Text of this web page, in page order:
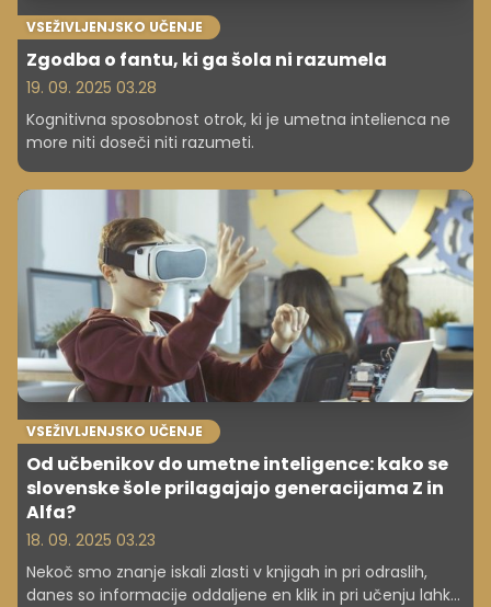
VSEŽIVLJENJSKO UČENJE
Zgodba o fantu, ki ga šola ni razumela
19. 09. 2025 03.28
Kognitivna sposobnost otrok, ki je umetna intelienca ne
more niti doseči niti razumeti.
VSEŽIVLJENJSKO UČENJE
Od učbenikov do umetne inteligence: kako se
slovenske šole prilagajajo generacijama Z in
Alfa?
18. 09. 2025 03.23
Nekoč smo znanje iskali zlasti v knjigah in pri odraslih,
danes so informacije oddaljene en klik in pri učenju lahko